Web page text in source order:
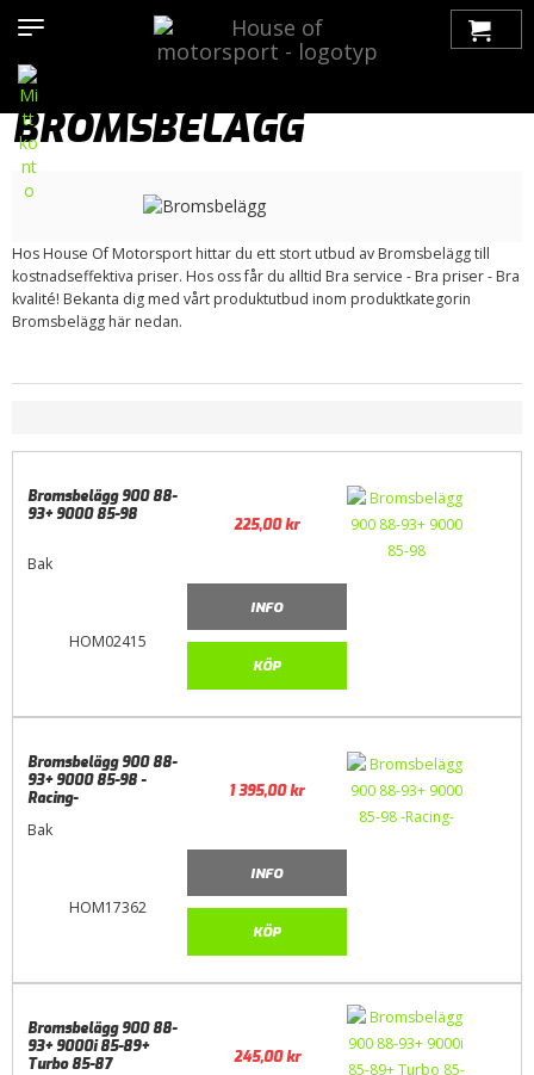
>Bilmärken>Saab >9000>Bromsar
>
Bromsbelägg
BROMSBELÄGG
Hos House Of Motorsport hittar du ett stort utbud av Bromsbelägg till
kostnadseffektiva priser. Hos oss får du alltid Bra service - Bra priser - Bra
kvalité! Bekanta dig med vårt produktutbud inom produktkategorin
Bromsbelägg här nedan.
HOM02415
Bromsbelägg 900 88-
93+ 9000 85-98
Bak
225,00kr
INFO
KÖP
HOM17362
Bromsbelägg 900 88-
93+ 9000 85-98 -
Racing-
Bak
1 395,00kr
INFO
KÖP
Bromsbelägg 900 88-
93+ 9000i 85-89+
Turbo 85-87
245,00kr